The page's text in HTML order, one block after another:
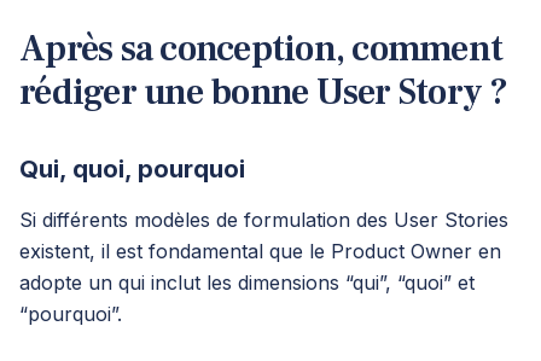
Après sa conception, comment
rédiger une bonne User Story ?
Qui, quoi, pourquoi
Si différents modèles de formulation des User Stories
existent, il est fondamental que le Product Owner en
adopte un qui inclut les dimensions “qui”, “quoi” et
“pourquoi”.